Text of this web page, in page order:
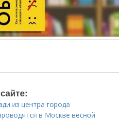
из центра города
в Москве весной